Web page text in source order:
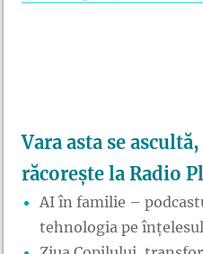
Vara asta se
răcorește la Radio
AI în familie –
tehnologia pe